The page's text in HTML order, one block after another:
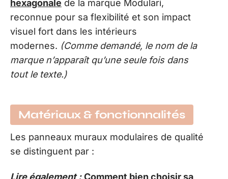
hexagonale de la marque Modulari,
reconnue pour sa flexibilité et son impact
visuel fort dans les intérieurs
modernes. (Comme demandé, le nom de la
marque n’apparaît qu’une seule fois dans
tout le texte.)
Matériaux & fonctionnalités
Les panneaux muraux modulaires de qualité
se distinguent par :